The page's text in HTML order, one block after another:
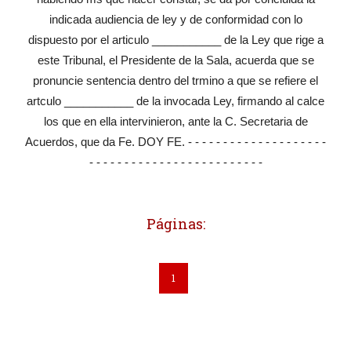
indicada audiencia de ley y de conformidad con lo
dispuesto por el articulo ___________ de la Ley que rige a
este Tribunal, el Presidente de la Sala, acuerda que se
pronuncie sentencia dentro del trmino a que se refiere el
artculo ___________ de la invocada Ley, firmando al calce
los que en ella intervinieron, ante la C. Secretaria de
Acuerdos, que da Fe. DOY FE. - - - - - - - - - - - - - - - - - - - -
- - - - - - - - - - - - - - - - - - - - - - - - -
Páginas:
1